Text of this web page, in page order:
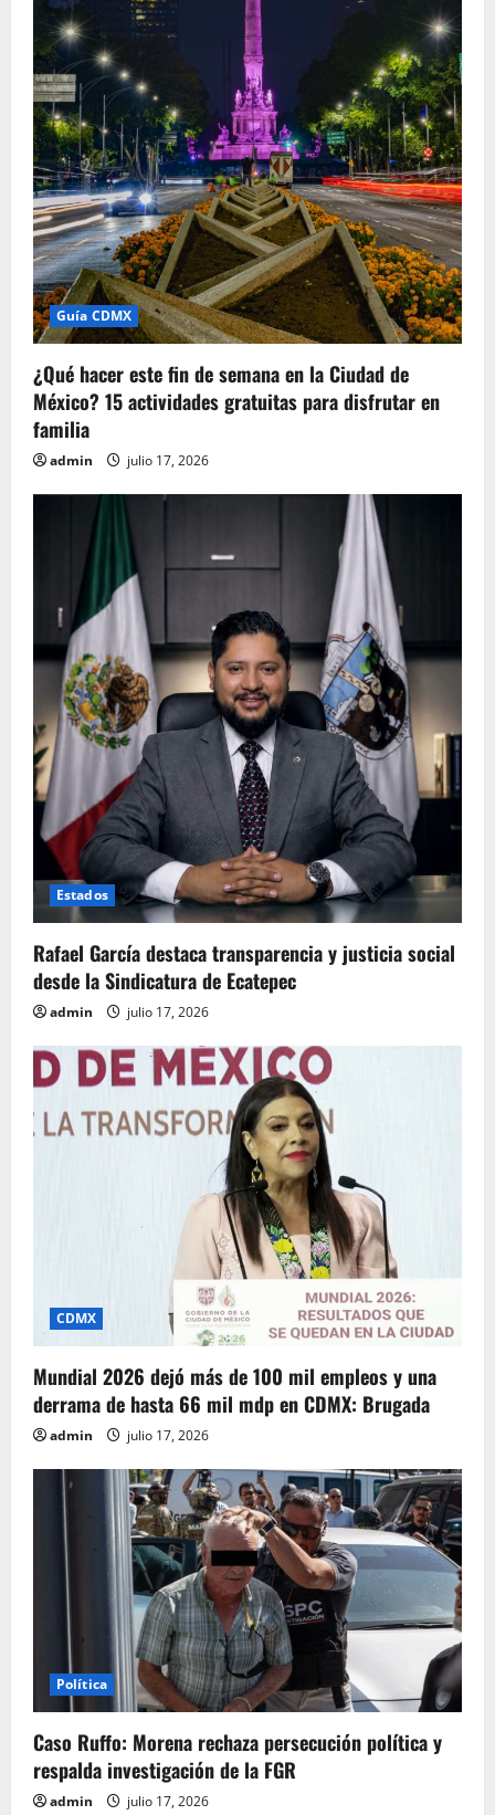
Guía CDMX
¿Qué hacer este fin de semana en la Ciudad de
México? 15 actividades gratuitas para disfrutar en
familia
admin julio 17, 2026
Estados
Rafael García destaca transparencia y justicia social
desde la Sindicatura de Ecatepec
admin julio 17, 2026
CDMX
Mundial 2026 dejó más de 100 mil empleos y una
derrama de hasta 66 mil mdp en CDMX: Brugada
admin julio 17, 2026
Política
Caso Ruffo: Morena rechaza persecución política y
respalda investigación de la FGR
admin julio 17, 2026